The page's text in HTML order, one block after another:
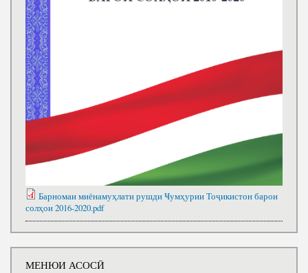
Барномаи миёнамуҳлати рушди Ҹумҳурии Тоҷикистон барои
солҳои 2016-2020.pdf
МЕНЮИ АСОСӢ